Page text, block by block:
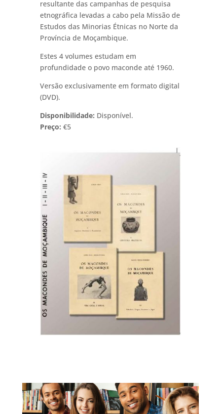
resultante das campanhas de pesquisa
etnográfica levadas a cabo pela Missão de
Estudos das Minorias Étnicas no Norte da
Província de Moçambique.
Estes 4 volumes estudam em
profundidade o povo maconde até 1960.
Versão exclusivamente em formato digital
(DVD).
Disponibilidade: Disponível.
Preço: €5